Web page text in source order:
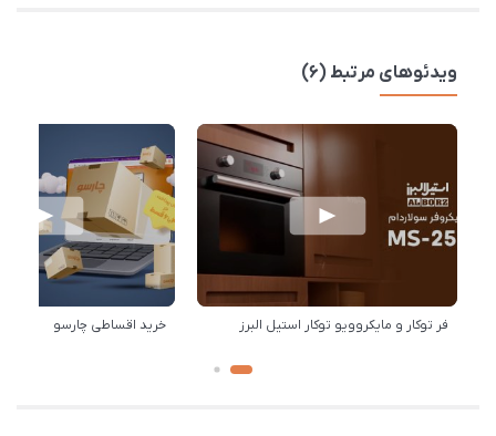
ویدئوهای مرتبط (6)
فر توکار و مایکروویو توکار استیل البرز خرید اقساطی چارسو